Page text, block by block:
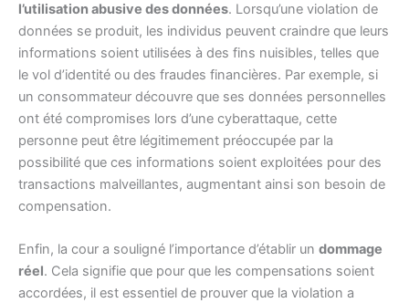
l’utilisation abusive des données. Lorsqu’une violation de
données se produit, les individus peuvent craindre que leurs
informations soient utilisées à des fins nuisibles, telles que
le vol d’identité ou des fraudes financières. Par exemple, si
un consommateur découvre que ses données personnelles
ont été compromises lors d’une cyberattaque, cette
personne peut être légitimement préoccupée par la
possibilité que ces informations soient exploitées pour des
transactions malveillantes, augmentant ainsi son besoin de
compensation.
Enfin, la cour a souligné l’importance d’établir un dommage
réel. Cela signifie que pour que les compensations soient
accordées, il est essentiel de prouver que la violation a